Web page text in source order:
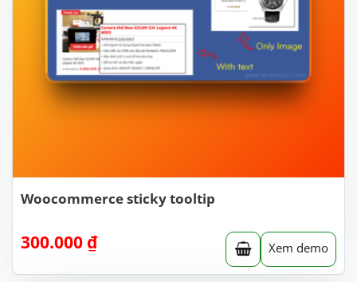
Woocommerce sticky tooltip
300.000 ₫ Xem demo